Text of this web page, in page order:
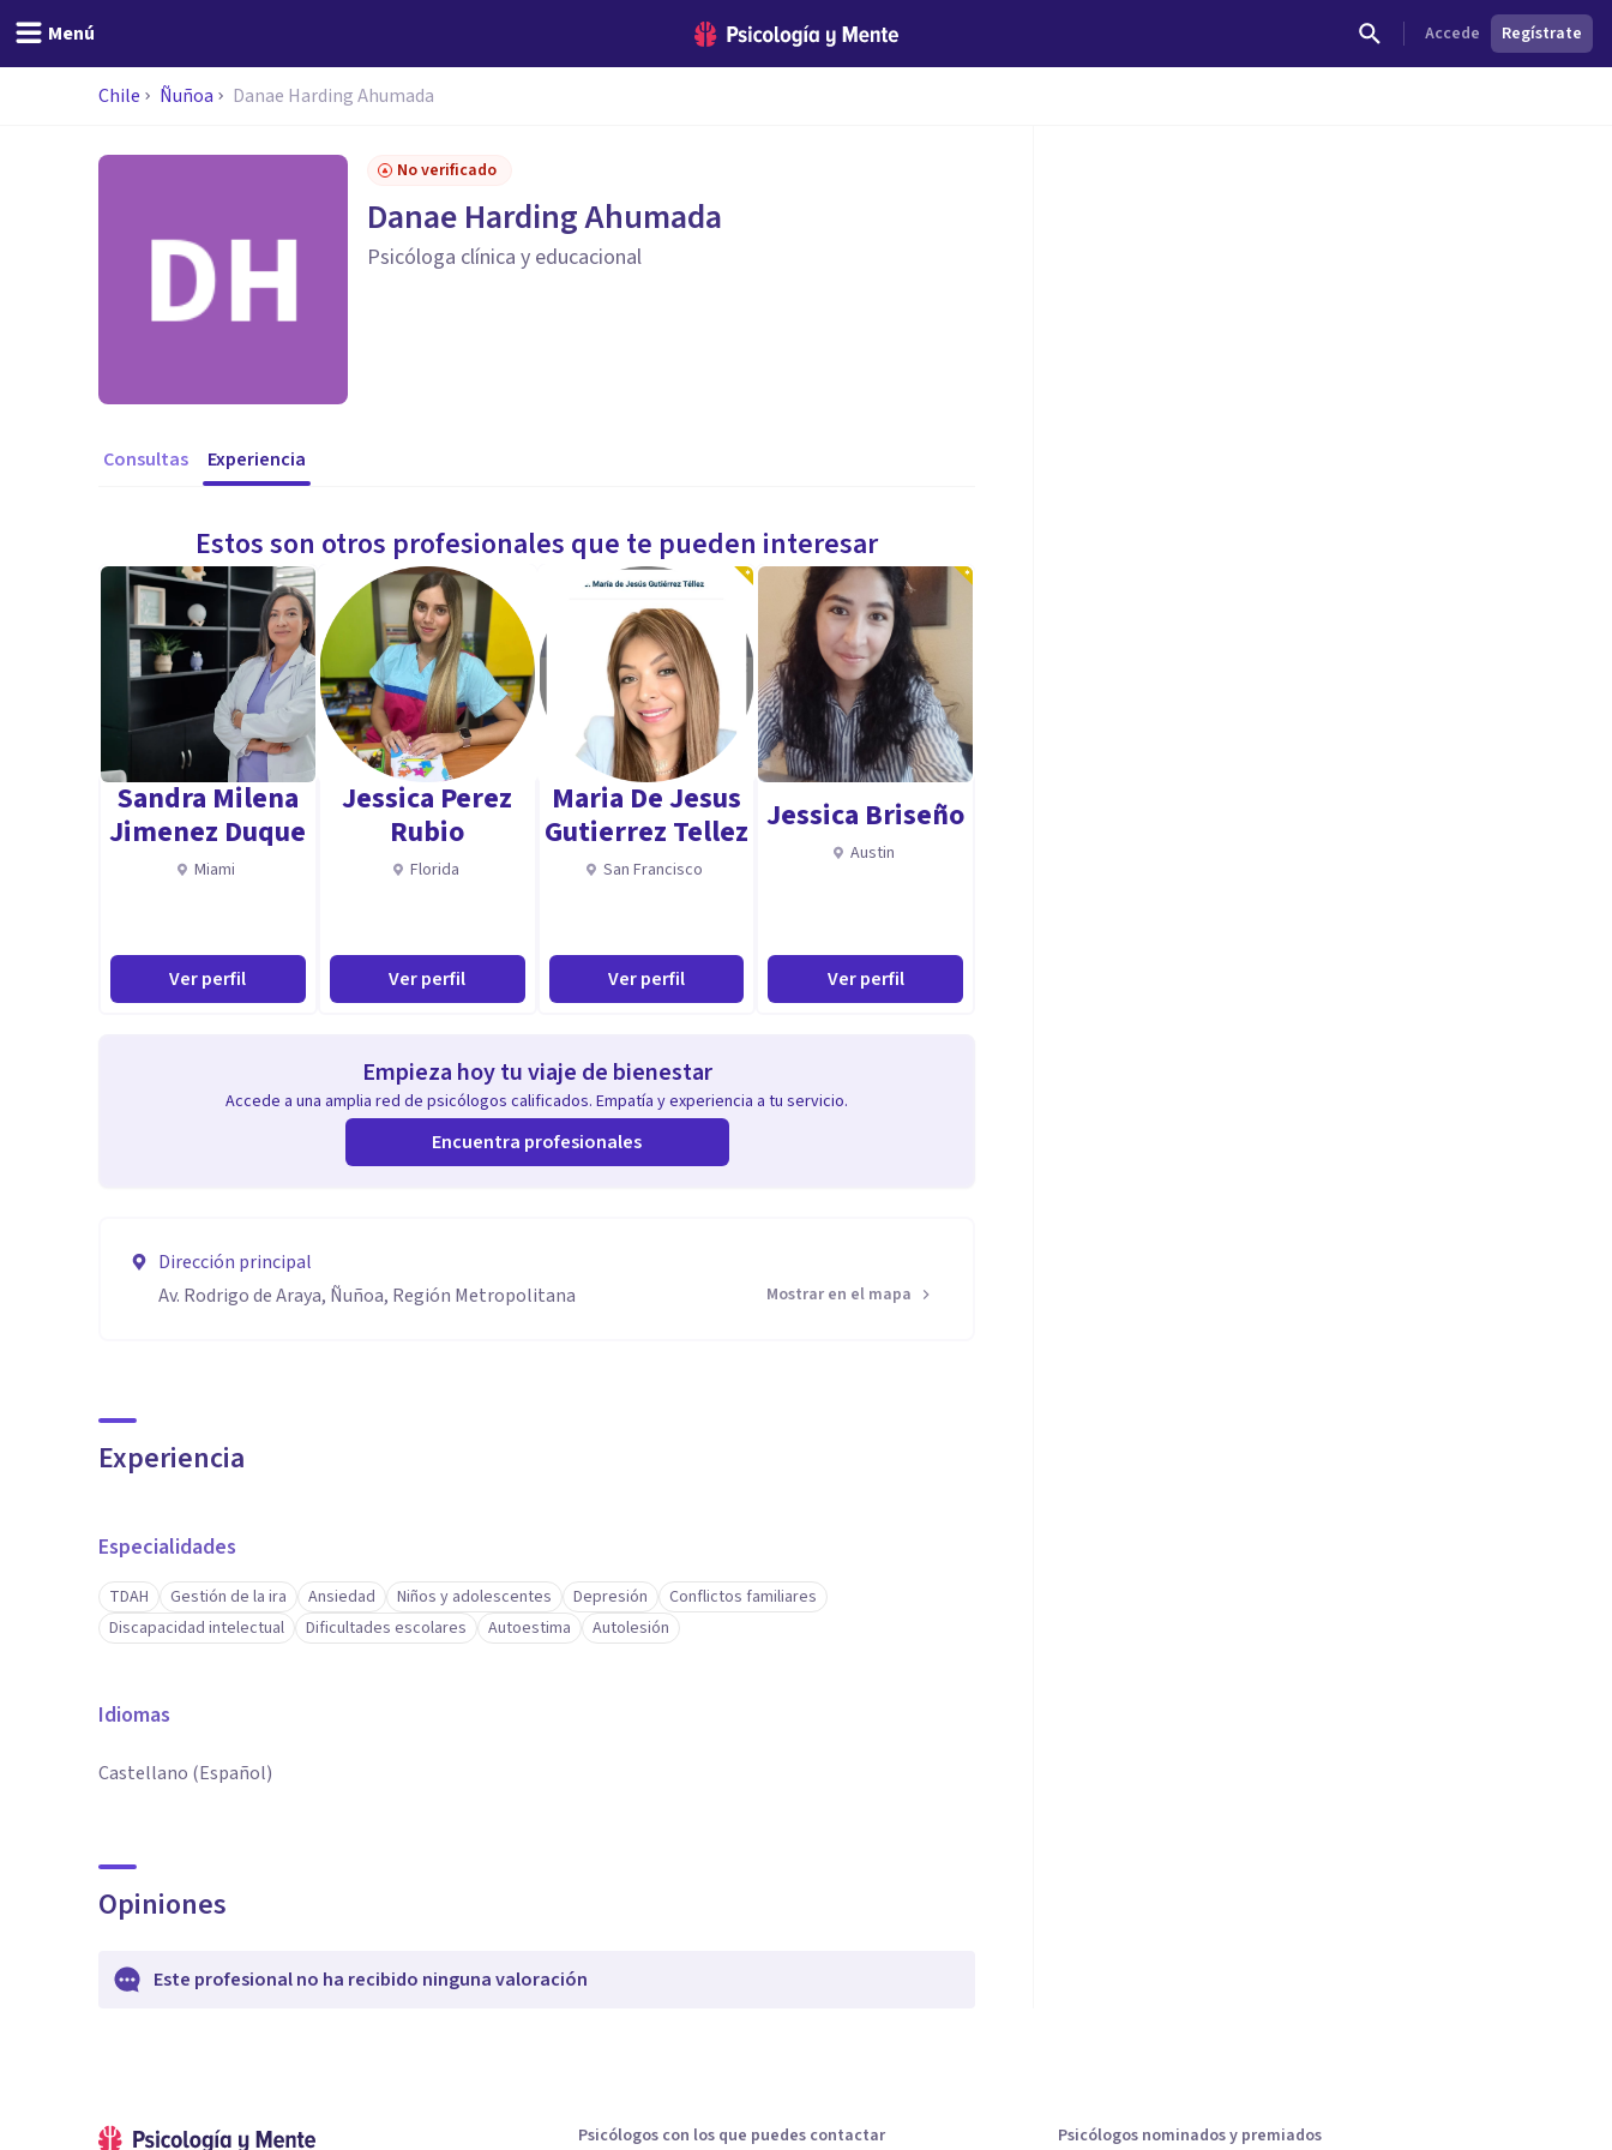
Menú Accede Regístrate
Chile Ñuñoa Danae Harding Ahumada
No verificado
Danae Harding Ahumada
Psicóloga clínica y educacional
Consultas Experiencia
Estos son otros profesionales que te pueden interesar
Sandra Milena
Jimenez Duque
Miami
Ver perfil
Jessica Perez
Rubio
Florida
Ver perfil
Maria De Jesus
Gutierrez Tellez
San Francisco
Ver perfil
Jessica Briseño
Austin
Ver perfil
Empieza hoy tu viaje de bienestar
Accede a una amplia red de psicólogos calificados. Empatía y experiencia a tu servicio.
Encuentra profesionales
Dirección principal
Av. Rodrigo de Araya, Ñuñoa, Región Metropolitana
Mostrar en el mapa
Experiencia
Especialidades
TDAH Gestión de la ira Ansiedad Niños y adolescentes Depresión
Conflictos familiares
Discapacidad intelectual
Dificultades escolares Autoestima Autolesión
Idiomas
Castellano (Español)
Opiniones
Este profesional no ha recibido ninguna valoración
Psicólogos con los que puedes contactar Psicólogos nominados y premiados